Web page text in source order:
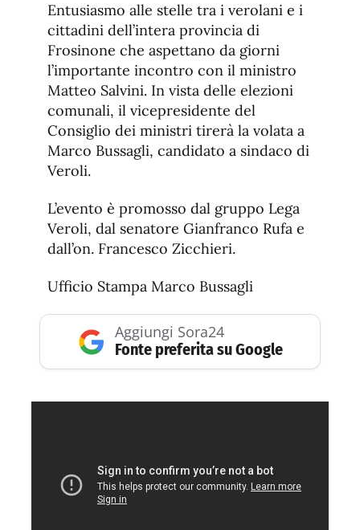
Entusiasmo alle stelle tra i verolani e i
cittadini dell’intera provincia di
Frosinone che aspettano da giorni
l’importante incontro con il ministro
Matteo Salvini. In vista delle elezioni
comunali, il vicepresidente del
Consiglio dei ministri tirerà la volata a
Marco Bussagli, candidato a sindaco di
Veroli.
L’evento è promosso dal gruppo Lega
Veroli, dal senatore Gianfranco Rufa e
dall’on. Francesco Zicchieri.
Ufficio Stampa Marco Bussagli
Aggiungi Sora24
Fonte preferita su Google